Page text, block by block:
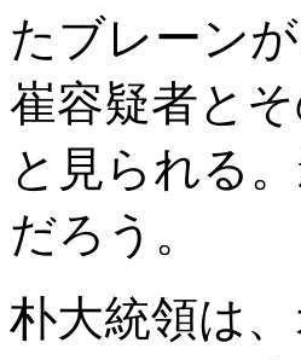
たブレーン
崔容疑者と
と見られる
だろう。
朴大統領は